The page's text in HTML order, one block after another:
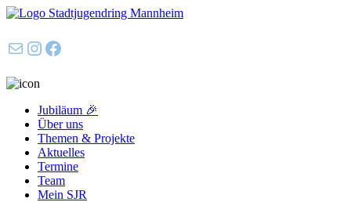
E-MailInstagram
Facebook
Jubiläum 🎉
Über uns
Themen & Projekte
Aktuelles
Termine
Team
Mein SJR